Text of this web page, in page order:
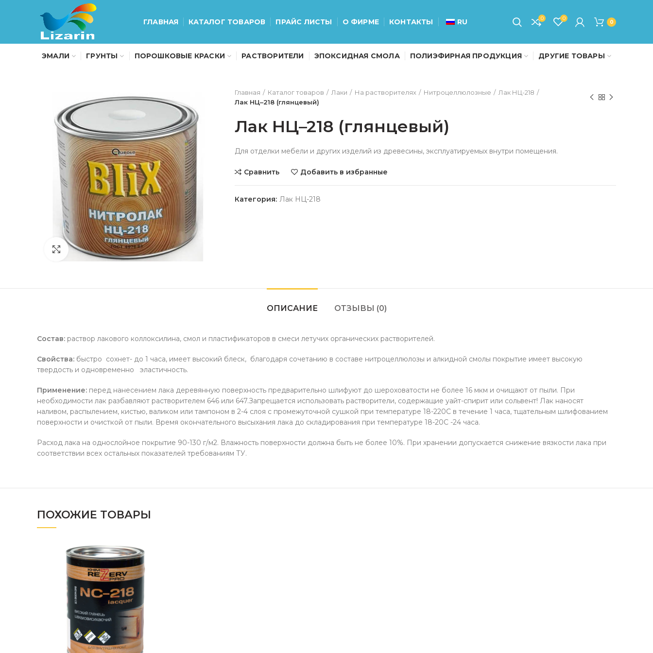
ГЛАВНАЯ КАТАЛОГ ТОВАРОВ ПРАЙС ЛИСТЫ О ФИРМЕ КОНТАКТЫ RU 0 0
0
ЭМАЛИ ГРУНТЫ ПОРОШКОВЫЕ КРАСКИ РАСТВОРИТЕЛИ ЭПОКСИДНАЯ СМОЛА ПОЛИЭФИРНАЯ ПРОДУКЦИЯ ДРУГИЕ ТОВАРЫ
Нажмите чтобы увеличить
Главная Каталог товаров Лаки На растворителях Нитроцеллюлозные
Лак НЦ-218
Лак НЦ–218 (глянцевый)
Лак НЦ–218 (глянцевый)
Для отделки мебели и других изделий из древесины, эксплуатируемых внутри помещения.
Сравнить Добавить в избранные
Категория: Лак НЦ-218
ОПИСАНИЕ ОТЗЫВЫ (0)
Состав: раствор лакового коллоксилина, смол и пластификаторов в смеси летучих органических растворителей.
Свойства: быстро сохнет- до 1 часа, имеет высокий блеск, благодаря сочетанию в составе нитроцеллюлозы и алкидной смолы покрытие имеет высокую
твердость и одновременно эластичность.
Применение: перед нанесением лака деревянную поверхность предварительно шлифуют до шероховатости не более 16 мкм и очищают от пыли. При
необходимости лак разбавляют растворителем 646 или 647.Запрещается использовать растворители, содержащие уайт-спирит или сольвент! Лак наносят
наливом, распылением, кистью, валиком или тампоном в 2-4 слоя с промежуточной сушкой при температуре 18-220С в течение 1 часа, тщательным шлифованием
поверхности и очисткой от пыли. Время окончательного высыхания лака до складирования при температуре 18-20С -24 часа.
Расход лака на однослойное покрытие 90-130 г/м2. Влажность поверхности должна быть не более 10%. При хранении допускается снижение вязкости лака при
соответствии всех остальных показателей требованиям ТУ.
ПОХОЖИЕ ТОВАРЫ